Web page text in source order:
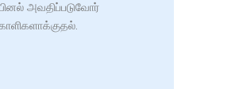
அவதிப்படுவோர்